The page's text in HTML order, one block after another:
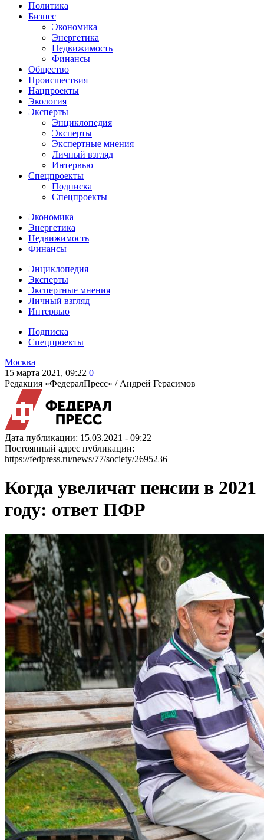
Политика
Бизнес
Экономика
Энергетика
Недвижимость
Финансы
Общество
Происшествия
Нацпроекты
Экология
Эксперты
Энциклопедия
Эксперты
Экспертные мнения
Личный взгляд
Интервью
Спецпроекты
Подписка
Спецпроекты
Экономика
Энергетика
Недвижимость
Финансы
Энциклопедия
Эксперты
Экспертные мнения
Личный взгляд
Интервью
Подписка
Спецпроекты
Москва
15 марта 2021, 09:22 0
Редакция «ФедералПресс» / Андрей Герасимов
Дата публикации: 15.03.2021 - 09:22
Постоянный адрес публикации:
https://fedpress.ru/news/77/society/2695236
Когда увеличат пенсии в 2021
году: ответ ПФР